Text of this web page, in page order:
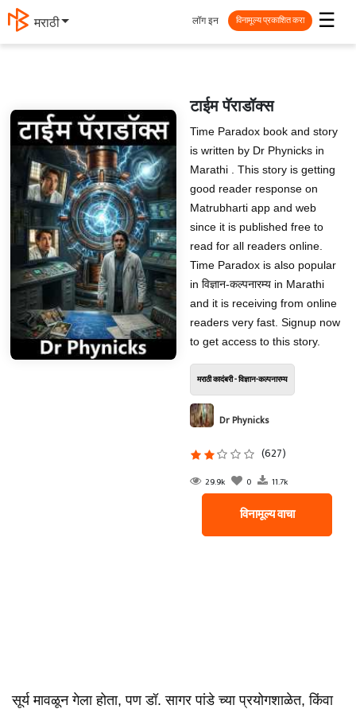
मराठी ☰
लॉग इन विनामूल्य प्रकाशित करा
टाईम पॅराडॉक्स
Time Paradox book and story
is written by Dr Phynicks in
Marathi . This story is getting
good reader response on
Matrubharti app and web
since it is published free to
read for all readers online.
Time Paradox is also popular
in विज्ञान-कल्पनारम्य in Marathi
and it is receiving from online
readers very fast. Signup now
to get access to this story.
मराठी कादंबरी - विज्ञान-कल्पनारम्य
Dr Phynicks
(627)
29.9k 0 11.7k
विनामूल्य वाचा
सूर्य मावळून गेला होता, पण डॉ. सागर पांडे च्या प्रयोगशाळेत, किंवा